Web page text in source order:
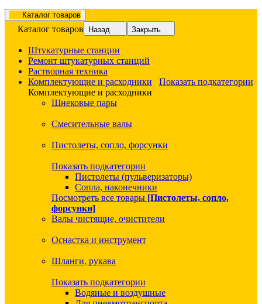
Каталог товаров
Каталог товаров Назад Закрыть
Штукатурные станции
Ремонт штукатурных станций
Растворная техника
Комплектующие и расходники
Показать подкатегории
Комплектующие и расходники
Шнековые пары
Смесительные валы
Пистолеты, сопло, форсунки
Показать подкатегории
Пистолеты (пульверизаторы)
Сопла, наконечники
Посмотреть все товары [Пистолеты, сопло,
форсунки]
Валы чистящие, очистители
Оснастка и инструмент
Шланги, рукава
Показать подкатегории
Водяные и воздушные